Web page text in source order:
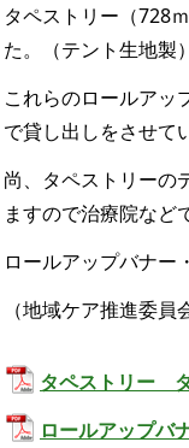
タペストリー（728
た。（テント生地製）
これらのロールアッ
で貸し出しをさせて
尚、タペストリーの
ますので治療院など
ロールアップバナー
（地域ケア推進委員
タペストリー
ロールアップバ